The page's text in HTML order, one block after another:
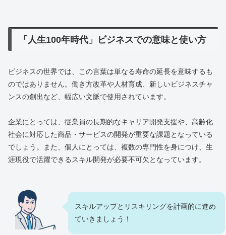
「人生100年時代」ビジネスでの意味と使い方
ビジネスの世界では、この言葉は単なる寿命の延長を意味するも
のではありません。働き方改革や人材育成、新しいビジネスチャ
ンスの創出など、幅広い文脈で使用されています。
企業にとっては、従業員の長期的なキャリア開発支援や、高齢化
社会に対応した商品・サービスの開発が重要な課題となっている
でしょう。また、個人にとっては、複数の専門性を身につけ、生
涯現役で活躍できるスキル開発が必要不可欠となっています。
スキルアップとリスキリングを計画的に進め
ていきましょう！